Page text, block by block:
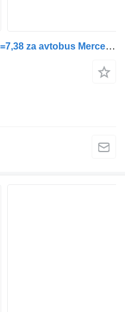
Zadnji most ZF AV 132/87GR I=7,38 za avtobus Mercedes-Benz